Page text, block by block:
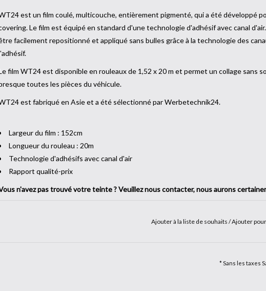
est un film coulé, multicouche, entièrement pigmenté, qui a été développé
Le film est équipé en standard d'une technologie d'adhésif avec canal
facilement repositionné et appliqué sans bulles grâce à la technologie des
film WT24 est disponible en rouleaux de 1,52 x 20 m et permet un collage sans
toutes les pièces du
est fabriqué en Asie et a été sélectionné par Werbetechnik24.
Largeur du film : 152cm
Longueur du rouleau : 20m
Technologie d'adhésifs avec canal d'air
Rapport qualité-prix
n'avez pas trouvé votre teinte ? Veuillez nous contacter, nous aurons
Ajouter à la liste de souhaits /Ajouter
* Sans les taxes